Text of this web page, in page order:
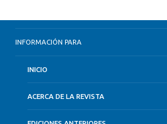
INFORMACIÓN PARA
INICIO
ACERCA DE LA REVISTA